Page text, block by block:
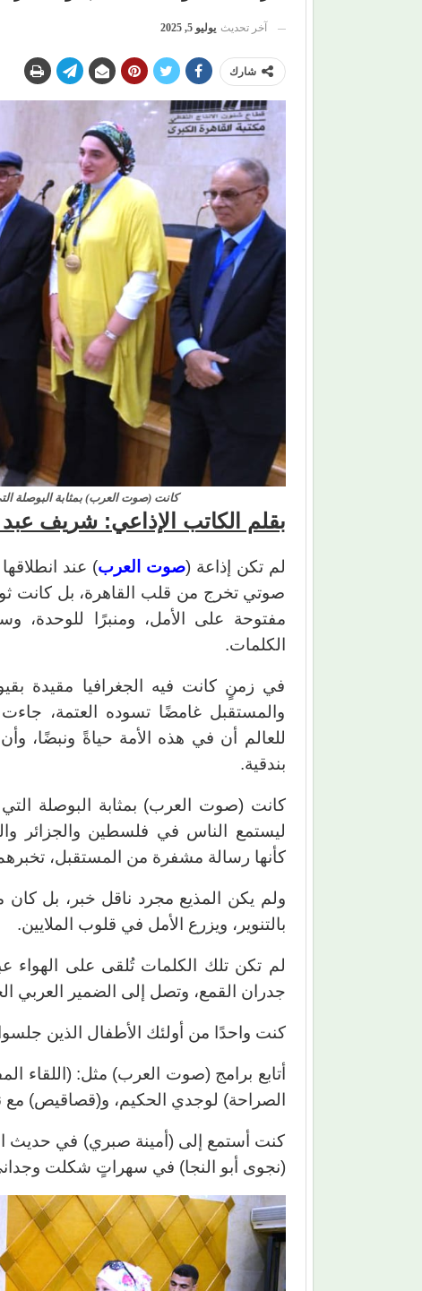
آخر تحديث يوليو 5, 2025
شارك
كانت (صوت العرب) بمثابة البوصلة
بقلم الكاتب الإذاعي: شريف
لم تكن إذاعة (صوت العرب
صوتي تخرج من قلب القاهرة، بل كانت
مفتوحة على الأمل، ومنبرًا للوحدة،
الكلمات.
في زمنٍ كانت فيه الجغرافيا مقيدة
والمستقبل غامضًا تسوده العتمة،
للعالم أن في هذه الأمة حياةً ونبضًا،
بندقية.
كانت (صوت العرب) بمثابة البوصلة
ليستمع الناس في فلسطين والجزائر
كأنها رسالة مشفرة من المستقبل،
ولم يكن المذيع مجرد ناقل خبر، بل كان
بالتنوير، ويزرع الأمل في قلوب الملايين.
لم تكن تلك الكلمات تُلقى على الهواء
جدران القمع، وتصل إلى الضمير العربي
كنت واحدًا من أولئك الأطفال الذين
أتابع برامج (صوت العرب) مثل: (اللقاء
الصراحة) لوجدي الحكيم، و(قصاقيص) مع
كنت أستمع إلى (أمينة صبري) في حديث
(نجوى أبو النجا) في سهراتٍ شكلت